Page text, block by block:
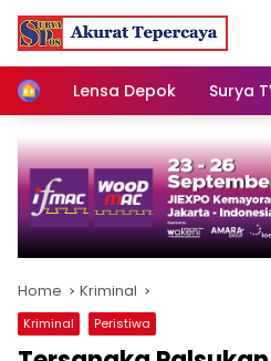
Skip
content
HomeLensa Depok Surya
Home Kriminal
Kriminal Peristiwa